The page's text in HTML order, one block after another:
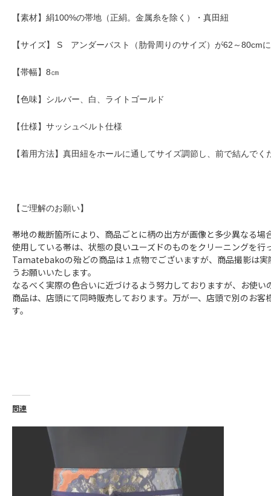
【素材】絹100%の帯地（正絹。金属糸を除く）・真田紐
【サイズ】 S アンダーバスト（肋骨周りのサイズ）が62～80cm
【帯幅】8㎝
【色味】シルバー、白、ライトゴールド
【仕様】サッシュベルト仕様
【着用方法】真田紐をホールに通してサイズ調節し、前で結んで
【ご理解のお願い】
帯地の裁断箇所により、商品ごとに柄の出方が画像と多少異なる場
使用している帯は、状態の良いユーズドのものをクリーニングを
Tamatebakoの殆どの商品は１点物でございますが、商品撮影は
うお願いいたします。
なるべく実際の色合いに近づけるよう努力しておりますが、お使
商品は、店頭にて同時販売しております。万が一、店頭で別のお
す。
関連